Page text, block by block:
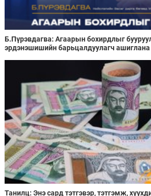
Б.Пүрэвдагва: Агаарын бохирдлыг
эрдэнэшишийн барьцалдуулагч ашиглана
Танилц: Энэ сард тэтгэвэр, тэтгэмж,